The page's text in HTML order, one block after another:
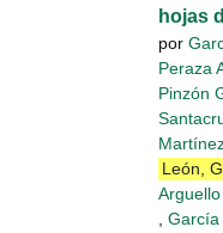
hojas
por
Peraza
Pinzón
León,
, García